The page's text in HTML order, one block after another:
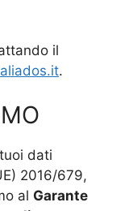
il
.
dati
2016/679,
al Garante